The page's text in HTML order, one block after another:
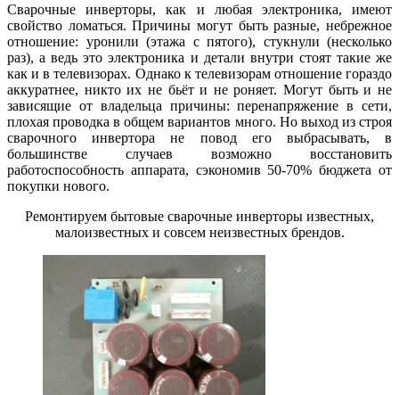
Сварочные инверторы, как и любая электроника, имеют
свойство ломаться. Причины могут быть разные, небрежное
отношение: уронили (этажа с пятого), стукнули (несколько
раз), а ведь это электроника и детали внутри стоят такие же
как и в телевизорах. Однако к телевизорам отношение гораздо
аккуратнее, никто их не бьёт и не роняет. Могут быть и не
зависящие от владельца причины: перенапряжение в сети,
плохая проводка в общем вариантов много. Но выход из строя
сварочного инвертора не повод его выбрасывать, в
большинстве случаев возможно восстановить
работоспособность аппарата, сэкономив 50-70% бюджета от
покупки нового.
Ремонтируем бытовые сварочные инверторы известных,
малоизвестных и совсем неизвестных брендов.